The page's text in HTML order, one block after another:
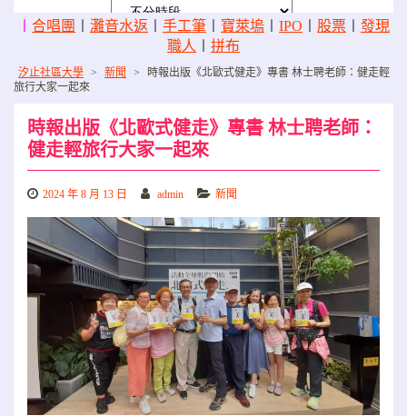
合唱團 灘音水返 手工筆 寶萊塢 IPO 股票
發現
職人
拼布
汐止社區大學 > 新聞 >
時報出版《北歐式健走》專書 林士聘老師：健走輕
旅行大家一起來
時報出版《北歐式健走》專書 林士聘老師：
健走輕旅行大家一起來
2024 年 8 月 13 日 admin 新聞